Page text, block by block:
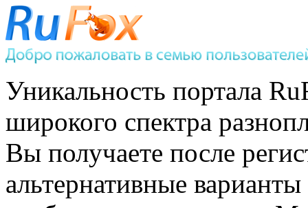
Уникальность портала
широкого спектра
Вы получаете после
альтернативные